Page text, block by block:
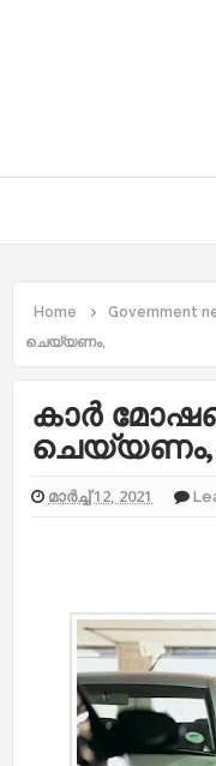
Home Government
ചെയ്യണം,
കാർ
ചെയ്യണം,
മാർച്ച് 12, 2021